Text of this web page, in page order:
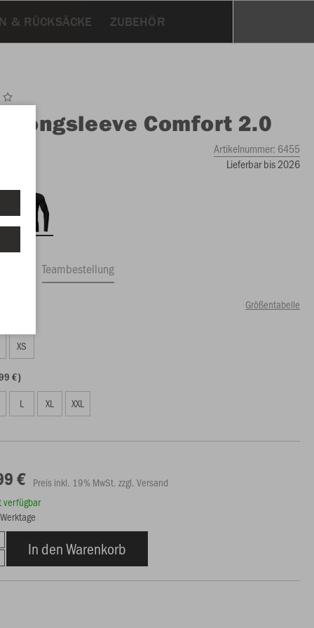
& RÜCKSÄCKE ZUBEHÖR
Longsleeve Comfort 2.0
Artikelnummer: 6455
Lieferbar bis 2026
Teambestellung
Größentabelle
XS
€)
L XL XXL
€ Preis inkl. 19% MwSt. zzgl. Versand
verfügbar
In den Warenkorb